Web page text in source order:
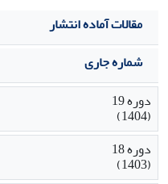
مقالات آماده انتشار
شماره جاری
دوره 19
(1404)
دوره 18
(1403)